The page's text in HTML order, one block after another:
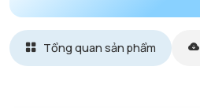
Tổng quan sản phẩm